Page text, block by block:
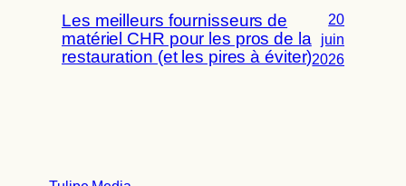
Les meilleurs fournisseurs de
matériel CHR pour les pros de la
restauration (et les pires à éviter)
20
juin
2026